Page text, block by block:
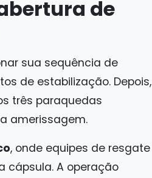
de
sua sequência de
de estabilização. Depois,
três paraquedas
amerissagem.
, onde equipes de resgate
cápsula. A operação